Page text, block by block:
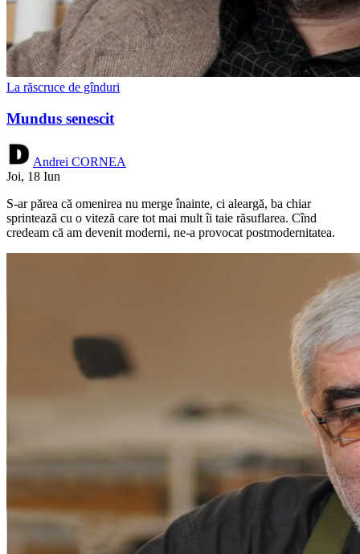
La răscruce de gînduri
Mundus senescit
Andrei CORNEA
Joi, 18 Iun
S-ar părea că omenirea nu merge înainte, ci aleargă, ba chiar
sprintează cu o viteză care tot mai mult îi taie răsuflarea. Cînd
credeam că am devenit moderni, ne-a provocat postmodernitatea.